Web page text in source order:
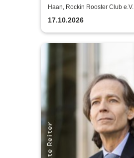
Haan, Rockin Rooster Club e.V.
17.10.2026